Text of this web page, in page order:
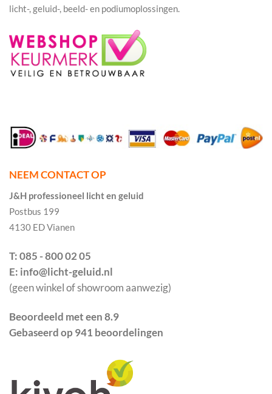
licht-, geluid-, beeld- en podiumoplossingen.
NEEM CONTACT OP
J&H professioneel licht en geluid
Postbus 199
4130 ED Vianen
T: 085 - 800 02 05
E: info@licht-geluid.nl
(geen winkel of showroom aanwezig)
Beoordeeld met een 8.9
Gebaseerd op 941 beoordelingen